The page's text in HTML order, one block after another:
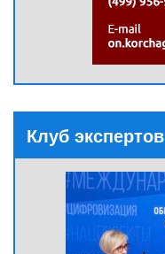
Клуб экспертов